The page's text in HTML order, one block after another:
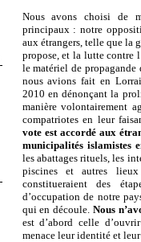
Nous avons choisi de
principaux : notre
aux étrangers, telle que la
propose, et la lutte contre
le matériel de propagande
nous avions fait en
2010 en dénonçant la
manière volontairement
compatriotes en leur
vote est accordé aux
municipalités islamistes
les abattages rituels, les
piscines et autres
constitueraient des
d’occupation de notre
qui en découle. Nous
est d’abord celle
menace leur identité et